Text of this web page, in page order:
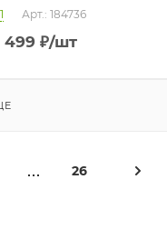
1 Арт.: 184736
499 ₽/шт
26